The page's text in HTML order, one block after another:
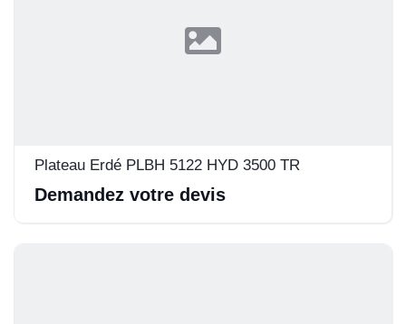
Plateau Erdé PLBH 5122 HYD 3500 TR
Demandez votre devis